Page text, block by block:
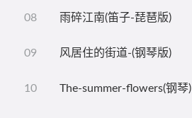
雨碎江南(笛子-琵琶版)
风居住的街道-(钢琴版)
The-summer-flowers(钢琴)